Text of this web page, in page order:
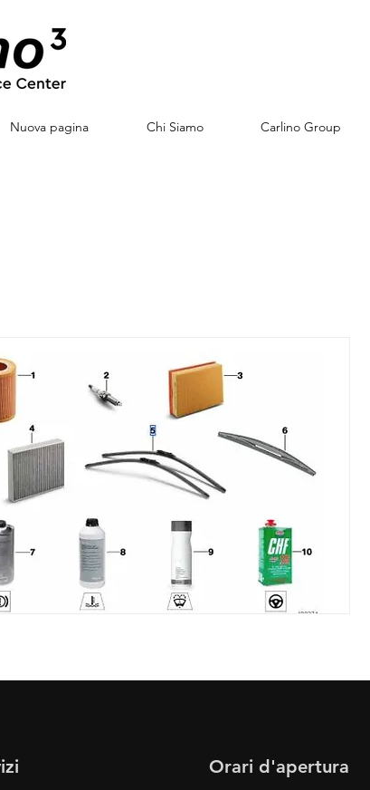
Nuova pagina Chi Siamo Carlino Group
Orari d'apertura